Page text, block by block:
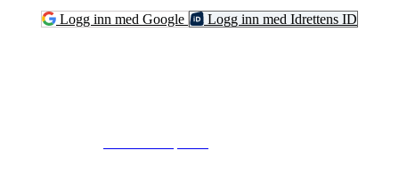
Logg inn med Google Logg inn med Idrettens ID